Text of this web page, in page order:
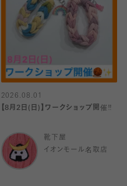
2026.08.01
【8月2日(日)】ワークショップ開催‼️
靴下屋
イオンモール名取店